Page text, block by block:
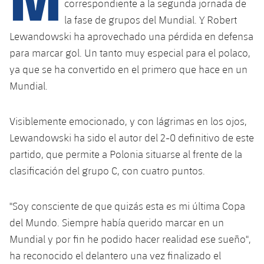
plusicon
más
Instalaciones
Palau Blaugrana
Estadi Johan Cruyff
Ciutat Esportiva
La Masia
plusicon
más
Servicios
plusicon
más
SUB13
SUB12
SUB10 A
SUB10 B
SUB9 A
SUB9 B
SUB8 A
SUB13 B
SUB12 C
Entradas
Gameday Shows
Resultados
Clasificación
Fotos
Historia
Palmarés
Base
Barça Atlètic
Junior
Cadete A
Cadete B
Infantil A
Mini
Campus Verano
Primer Equipo
plusicon
más
Calendario
Entradas
Clasificaciones
Jugadores
Actualidad
Calendario
Clasificaciones
Jugadores
Base
plusicon
más
Actualidad
Cadete A
Cadete B
PLUSICON
MÁS
plusicon
más
Actualidad
Calendario
Barça Atlètic
plusicon
más
Actualidad
correspondiente a la segunda jornada de
la fase de grupos del Mundial. Y Robert
Lewandowski ha aprovechado una pérdida en defensa
para marcar gol. Un tanto muy especial para el polaco,
ya que se ha convertido en el primero que hace en un
Mundial.
Visiblemente emocionado, y con lágrimas en los ojos,
Lewandowski ha sido el autor del 2-0 definitivo de este
partido, que permite a Polonia situarse al frente de la
clasificación del grupo C, con cuatro puntos.
"Soy consciente de que quizás esta es mi última Copa
del Mundo. Siempre había querido marcar en un
Mundial y por fin he podido hacer realidad ese sueño",
ha reconocido el delantero una vez finalizado el